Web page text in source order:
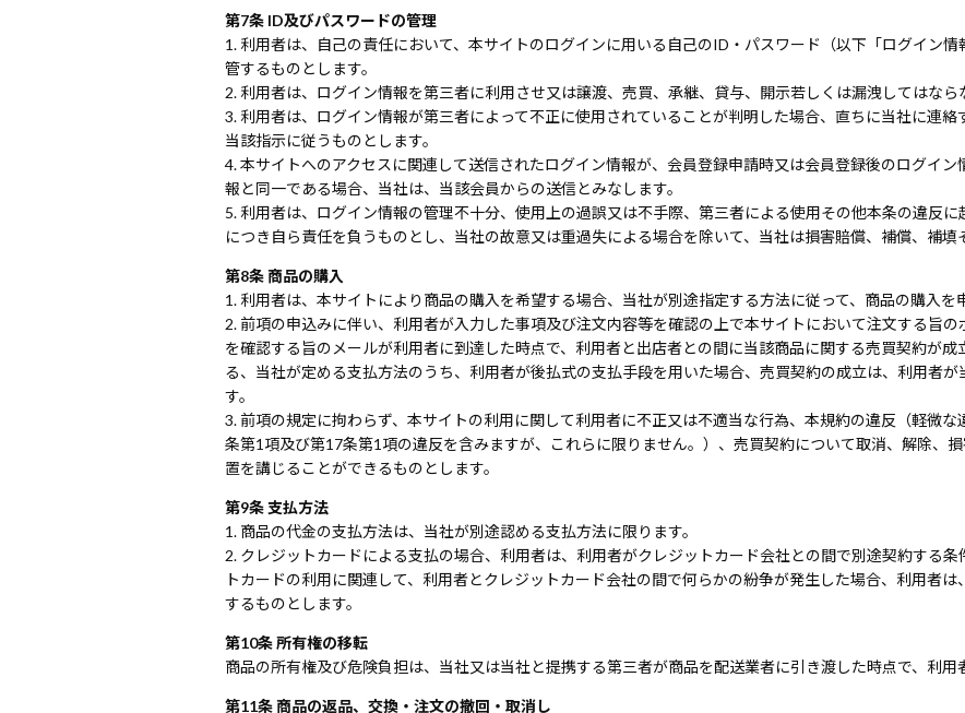
第7条 ID及びパスワードの管理
利用者は、自己の責任において、本サイトのログインに用いる自己のID・パスワード（以下「ログイン
管するものとします。
利用者は、ログイン情報を第三者に利用させ又は譲渡、売買、承継、貸与、開示若しくは漏洩してはなら
利用者は、ログイン情報が第三者によって不正に使用されていることが判明した場合、直ちに当社に連
当該指示に従うものとします。
本サイトへのアクセスに関連して送信されたログイン情報が、会員登録申請時又は会員登録後のログイ
報と同一である場合、当社は、当該会員からの送信とみなします。
利用者は、ログイン情報の管理不十分、使用上の過誤又は不手際、第三者による使用その他本条の違反
につき自ら責任を負うものとし、当社の故意又は重過失による場合を除いて、当社は損害賠償、補償、補填
第8条 商品の購入
利用者は、本サイトにより商品の購入を希望する場合、当社が別途指定する方法に従って、商品の購入を
前項の申込みに伴い、利用者が入力した事項及び注文内容等を確認の上で本サイトにおいて注文する旨
を確認する旨のメールが利用者に到達した時点で、利用者と出店者との間に当該商品に関する売買契約が
る、当社が定める支払方法のうち、利用者が後払式の支払手段を用いた場合、売買契約の成立は、利用者
す。
前項の規定に拘わらず、本サイトの利用に関して利用者に不正又は不適当な行為、本規約の違反（軽微
条第1項及び第17条第1項の違反を含みますが、これらに限りません。）、売買契約について取消、解除、
置を講じることができるものとします。
第9条 支払方法
商品の代金の支払方法は、当社が別途認める支払方法に限ります。
クレジットカードによる支払の場合、利用者は、利用者がクレジットカード会社との間で別途契約する
トカードの利用に関連して、利用者とクレジットカード会社の間で何らかの紛争が発生した場合、利用者
するものとします。
第10条 所有権の移転
商品の所有権及び危険負担は、当社又は当社と提携する第三者が商品を配送業者に引き渡した時点で、利用
第11条 商品の返品、交換・注文の撤回・取消し